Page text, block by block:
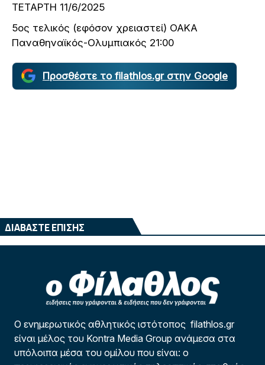
ΤΕΤΑΡΤΗ 11/6/2025
5ος τελικός (εφόσον χρειαστεί) ΟΑΚΑ
Παναθηναϊκός-Ολυμπιακός 21:00
Προσθέστε το filathlos.gr στην Google
ΔΙΑΒΑΣΤΕ ΕΠΙΣΗΣ
Ο ενημερωτικός αθλητικός ιστότοπος filathlos.gr
είναι μέλος του Kontra Media Group ανάμεσα στα
υπόλοιπα μέσα του ομίλου που είναι: ο